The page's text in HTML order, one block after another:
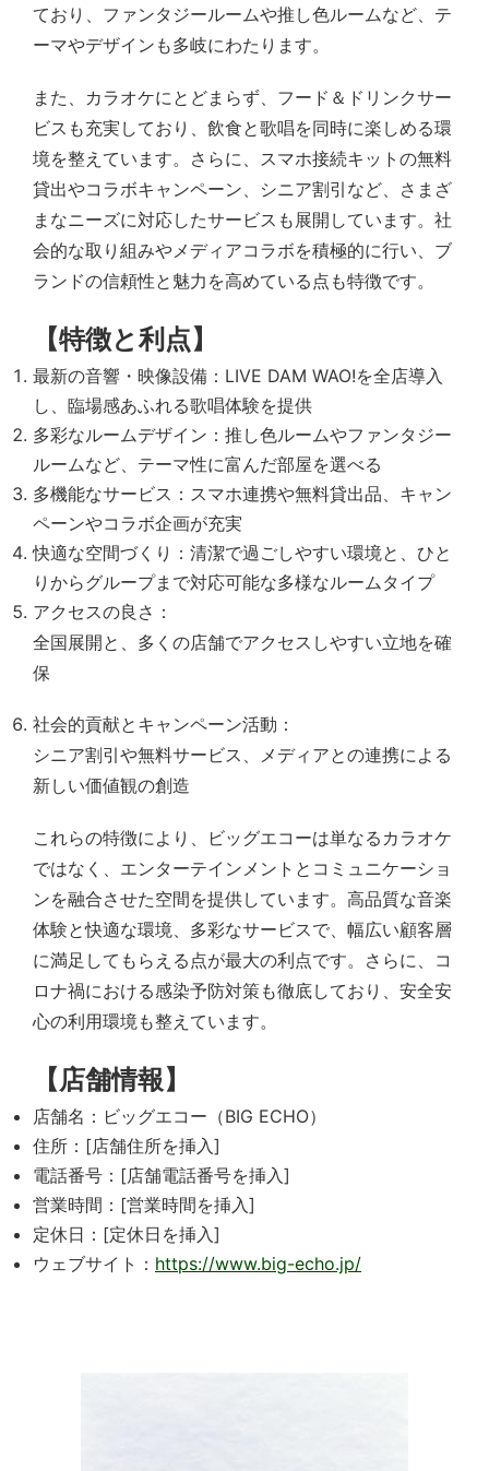
ており、ファンタジールームや推し色ルームなど、テ
ーマやデザインも多岐にわたります。
また、カラオケにとどまらず、フード＆ドリンクサー
ビスも充実しており、飲食と歌唱を同時に楽しめる環
境を整えています。さらに、スマホ接続キットの無料
貸出やコラボキャンペーン、シニア割引など、さまざ
まなニーズに対応したサービスも展開しています。社
会的な取り組みやメディアコラボを積極的に行い、ブ
ランドの信頼性と魅力を高めている点も特徴です。
【特徴と利点】
最新の音響・映像設備：LIVE DAM WAO!を全店導入
し、臨場感あふれる歌唱体験を提供
多彩なルームデザイン：推し色ルームやファンタジー
ルームなど、テーマ性に富んだ部屋を選べる
多機能なサービス：スマホ連携や無料貸出品、キャン
ペーンやコラボ企画が充実
快適な空間づくり：清潔で過ごしやすい環境と、ひと
りからグループまで対応可能な多様なルームタイプ
アクセスの良さ：
全国展開と、多くの店舗でアクセスしやすい立地を確
保
社会的貢献とキャンペーン活動：
シニア割引や無料サービス、メディアとの連携による
新しい価値観の創造
これらの特徴により、ビッグエコーは単なるカラオケ
ではなく、エンターテインメントとコミュニケーショ
ンを融合させた空間を提供しています。高品質な音楽
体験と快適な環境、多彩なサービスで、幅広い顧客層
に満足してもらえる点が最大の利点です。さらに、コ
ロナ禍における感染予防対策も徹底しており、安全安
心の利用環境も整えています。
【店舗情報】
店舗名：ビッグエコー（BIG ECHO）
住所：[店舗住所を挿入]
電話番号：[店舗電話番号を挿入]
営業時間：[営業時間を挿入]
定休日：[定休日を挿入]
ウェブサイト： https://www.big-echo.jp/